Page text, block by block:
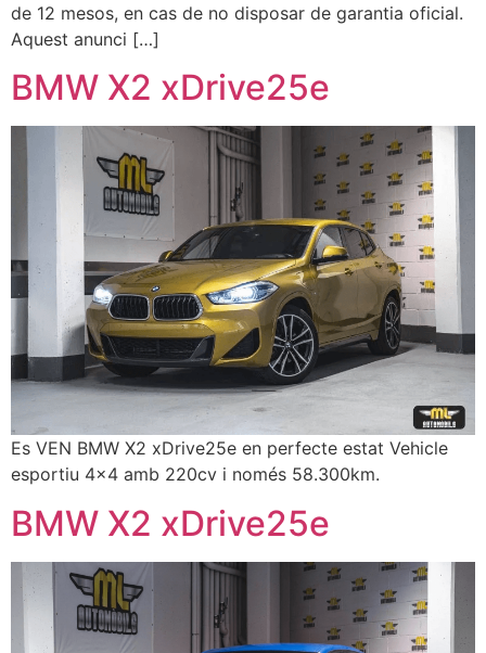
de 12 mesos, en cas de no disposar de garantia oficial.
Aquest anunci […]
BMW X2 xDrive25e
Es VEN BMW X2 xDrive25e en perfecte estat Vehicle
esportiu 4×4 amb 220cv i només 58.300km.
BMW X2 xDrive25e